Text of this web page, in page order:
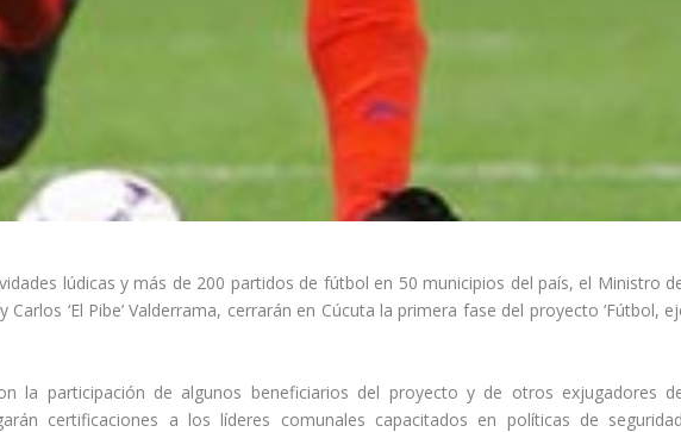
lúdicas y más de 200 partidos de fútbol en 50 municipios del país, el Ministro
Carlos ‘El Pibe’ Valderrama, cerrarán en Cúcuta la primera fase del proyecto ‘Fútbol,
la participación de algunos beneficiarios del proyecto y de otros exjugadores
certificaciones a los líderes comunales capacitados en políticas de